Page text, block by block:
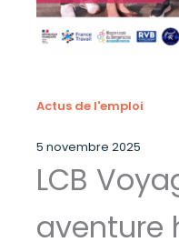
Actus de l'emploi
5 novembre 2025
LCB
aventure